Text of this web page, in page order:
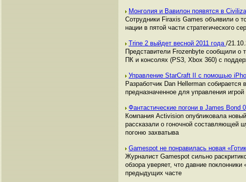
Монголия и Вавилон появятся в
Сотрудники Firaxis Games объявили о
нации в пятой части стратегического
Trine 2 выйдет весной 2011 года /
Представители Frozenbyte сообщили о
ПК и консолях (PS3, Xbox 360) с
Управление StarCraft II с помощью
Разработчик Dan Hellerman
предназначенное для управления
Фантастические погони в James Bond
Компания Activision опубликовала
рассказали о гоночной составляющей
погоню захватыва
Gamespot не понравилась новая
Журналист Gamespot сильно
обзора уверяет, что давние
предыдущих часте